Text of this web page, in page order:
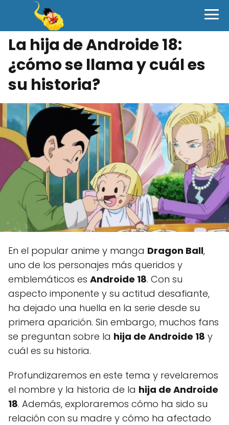
La hija de Androide 18:
¿cómo se llama y cuál es
su historia?
En el popular anime y manga Dragon Ball,
uno de los personajes más queridos y
emblemáticos es Androide 18. Con su
aspecto imponente y su actitud desafiante,
ha dejado una huella en la serie desde su
primera aparición. Sin embargo, muchos fans
se preguntan sobre la hija de Androide 18 y
cuál es su historia.
Profundizaremos en este tema y revelaremos
el nombre y la historia de la hija de Androide
18. Además, exploraremos cómo ha sido su
relación con su madre y cómo ha afectado